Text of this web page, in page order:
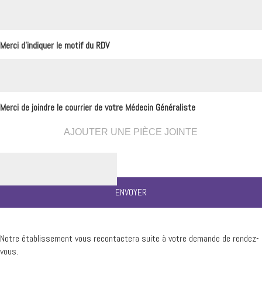
Merci d'indiquer le motif du RDV
Merci de joindre le courrier de votre Médecin Généraliste
AJOUTER UNE PIÈCE JOINTE
Notre établissement vous recontactera suite à votre demande de rendez-
vous.